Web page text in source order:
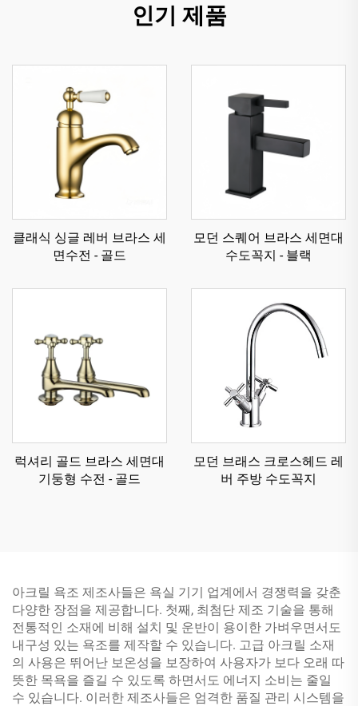
인기 제품
클래식 싱글 레버 브라스 세
면수전 - 골드
모던 스퀘어 브라스 세면대
수도꼭지 - 블랙
럭셔리 골드 브라스 세면대
기둥형 수전 - 골드
모던 브래스 크로스헤드 레
버 주방 수도꼭지
아크릴 욕조 제조사들은 욕실 기기 업계에서 경쟁력을 갖춘
다양한 장점을 제공합니다. 첫째, 최첨단 제조 기술을 통해
전통적인 소재에 비해 설치 및 운반이 용이한 가벼우면서도
내구성 있는 욕조를 제작할 수 있습니다. 고급 아크릴 소재
의 사용은 뛰어난 보온성을 보장하여 사용자가 보다 오래 따
뜻한 목욕을 즐길 수 있도록 하면서도 에너지 소비는 줄일
수 있습니다. 이러한 제조사들은 엄격한 품질 관리 시스템을